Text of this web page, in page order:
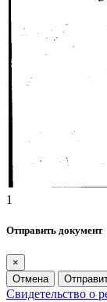
1
Отправить документ
×
Отмена
Свидетельство